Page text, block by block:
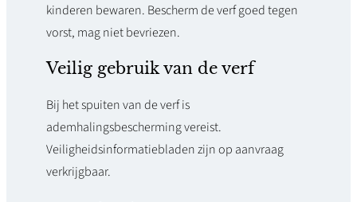
kinderen bewaren. Bescherm de verf goed tegen
vorst, mag niet bevriezen.
Veilig gebruik van de verf
Bij het spuiten van de verf is
ademhalingsbescherming vereist.
Veiligheidsinformatiebladen zijn op aanvraag
verkrijgbaar.